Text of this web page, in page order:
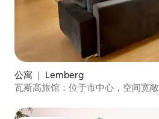
公寓 ｜ Lemberg
瓦斯高旅馆：位于市中心，空间宽敞